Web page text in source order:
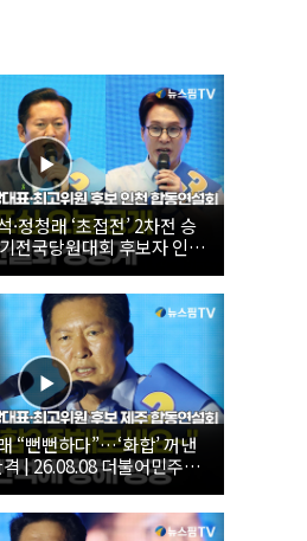
정청래 ‘초접전’ 2차전 승
전국당원대회 후보자 인천
| 26.08.08
“뻔뻔하다”…‘화합’ 꺼낸
| 26.08.08 더불어민주당
보 제주 합동연설회